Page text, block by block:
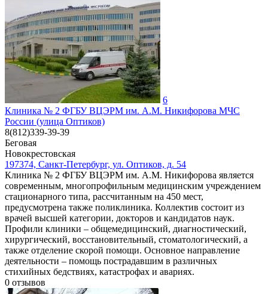
6
Клиника № 2 ФГБУ ВЦЭРМ им. А.М. Никифорова МЧС
России (улица Оптиков)
8(812)339-39-39
Беговая
Новокрестовская
197374, Санкт-Петербург, ул. Оптиков, д. 54
Клиника № 2 ФГБУ ВЦЭРМ им. А.М. Никифорова является
современным, многопрофильным медицинским учреждением
стационарного типа, рассчитанным на 450 мест,
предусмотрена также поликлиника. Коллектив состоит из
врачей высшей категории, докторов и кандидатов наук.
Профили клиники – общемедицинский, диагностический,
хирургический, восстановительный, стоматологический, а
также отделение скорой помощи. Основное направление
деятельности – помощь пострадавшим в различных
стихийных бедствиях, катастрофах и авариях.
0 отзывов